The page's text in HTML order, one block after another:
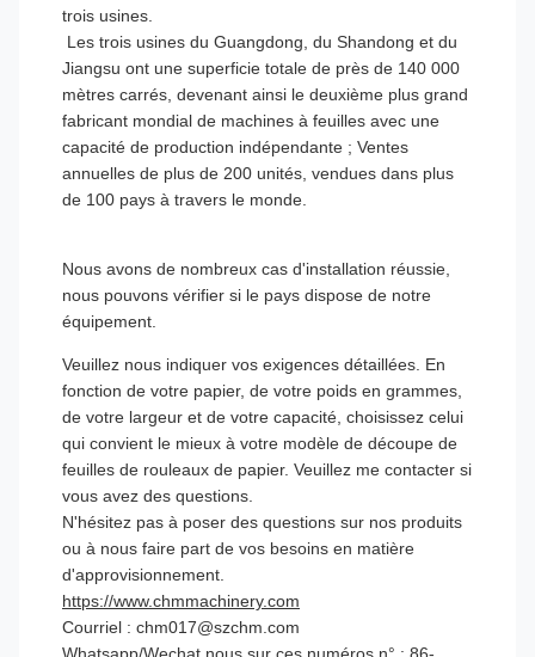
trois usines.
Les trois usines du Guangdong, du Shandong et du
Jiangsu ont une superficie totale de près de 140 000
mètres carrés, devenant ainsi le deuxième plus grand
fabricant mondial de machines à feuilles avec une
capacité de production indépendante ; Ventes
annuelles de plus de 200 unités, vendues dans plus
de 100 pays à travers le monde.
Nous avons de nombreux cas d'installation réussie,
nous pouvons vérifier si le pays dispose de notre
équipement.
Veuillez nous indiquer vos exigences détaillées. En
fonction de votre papier, de votre poids en grammes,
de votre largeur et de votre capacité, choisissez celui
qui convient le mieux à votre modèle de découpe de
feuilles de rouleaux de papier. Veuillez me contacter si
vous avez des questions.
N'hésitez pas à poser des questions sur nos produits
ou à nous faire part de vos besoins en matière
d'approvisionnement.
https://www.chmmachinery.com
Courriel : chm017@szchm.com
Whatsapp/Wechat nous sur ces numéros n° : 86-